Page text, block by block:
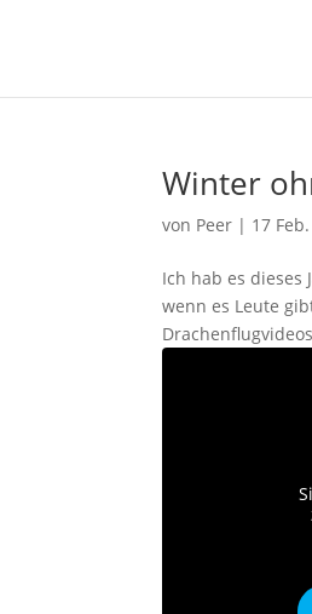
Winter
von Peer | 17
Ich hab es
wenn es Leute